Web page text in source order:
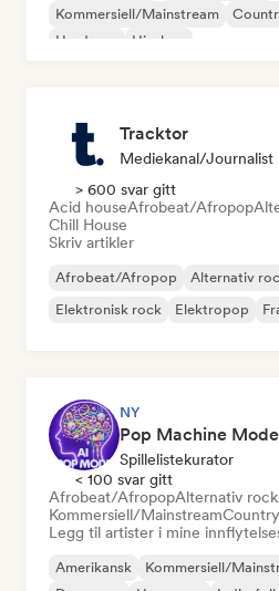
Kommersiell/Mainstream
Hardcore
Hip-hop
Tracktor
Mediekanal/journalist
> 600 svar gitt
Acid houseAfrobeat/Afropop
Chill House
Skriv artikler
Afrobeat/Afropop Alternativ
Elektronisk rock
Elektropop
NY
Spillelistekurator
< 100 svar gitt
Afrobeat/AfropopAlternativ rock
Kommersiell/Mainstream
Legg til artister i mine
Amerikansk Kommersiell/